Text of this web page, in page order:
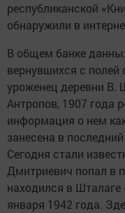
республиканской
обнаружили в
В общем банке
вернувшихся с
уроженец деревни В.
Антропов, 1907 года
информация о нем
занесена в
Сегодня стали
Дмитриевич попал в
находился в Шталаге
января 1942 года.